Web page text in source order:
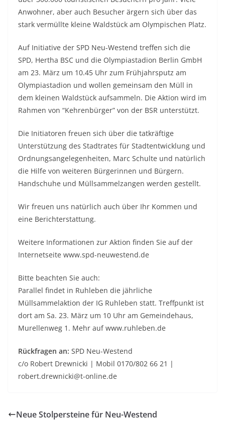
Anwohner, aber auch Besucher ärgern sich über das
stark vermüllte kleine Waldstück am Olympischen Platz.
Auf Initiative der SPD Neu-Westend treffen sich die
SPD, Hertha BSC und die Olympiastadion Berlin GmbH
am 23. März um 10.45 Uhr zum Frühjahrsputz am
Olympiastadion und wollen gemeinsam den Müll in
dem kleinen Waldstück aufsammeln. Die Aktion wird im
Rahmen von “Kehrenbürger” von der BSR unterstützt.
Die Initiatoren freuen sich über die tatkräftige
Unterstützung des Stadtrates für Stadtentwicklung und
Ordnungsangelegenheiten, Marc Schulte und natürlich
die Hilfe von weiteren Bürgerinnen und Bürgern.
Handschuhe und Müllsammelzangen werden gestellt.
Wir freuen uns natürlich auch über Ihr Kommen und
eine Berichterstattung.
Weitere Informationen zur Aktion finden Sie auf der
Internetseite www.spd-neuwestend.de
Bitte beachten Sie auch:
Parallel findet in Ruhleben die jährliche
Müllsammelaktion der IG Ruhleben statt. Treffpunkt ist
dort am Sa. 23. März um 10 Uhr am Gemeindehaus,
Murellenweg 1. Mehr auf www.ruhleben.de
Rückfragen an: SPD Neu-Westend
c/o Robert Drewnicki | Mobil 0170/802 66 21 |
robert.drewnicki@t-online.de
Neue Stolpersteine für Neu-Westend